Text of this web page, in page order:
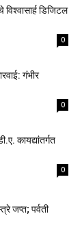
डिजिटल
0
गंभीर
0
कायद्यांतर्गत
0
जप्त; पर्वती